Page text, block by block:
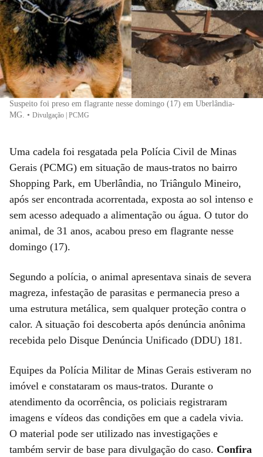
Suspeito foi preso em flagrante nesse domingo (17) em Uberlândia-
MG. • Divulgação | PCMG
Uma cadela foi resgatada pela Polícia Civil de Minas
Gerais (PCMG) em situação de maus-tratos no bairro
Shopping Park, em Uberlândia, no Triângulo Mineiro,
após ser encontrada acorrentada, exposta ao sol intenso e
sem acesso adequado a alimentação ou água. O tutor do
animal, de 31 anos, acabou preso em flagrante nesse
domingo (17).
Segundo a polícia, o animal apresentava sinais de severa
magreza, infestação de parasitas e permanecia preso a
uma estrutura metálica, sem qualquer proteção contra o
calor. A situação foi descoberta após denúncia anônima
recebida pelo Disque Denúncia Unificado (DDU) 181.
Equipes da Polícia Militar de Minas Gerais estiveram no
imóvel e constataram os maus-tratos. Durante o
atendimento da ocorrência, os policiais registraram
imagens e vídeos das condições em que a cadela vivia.
O material pode ser utilizado nas investigações e
também servir de base para divulgação do caso. Confira